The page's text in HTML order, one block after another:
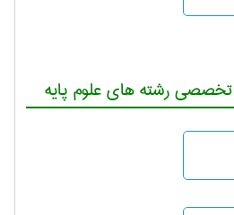
رشته های علوم پایه